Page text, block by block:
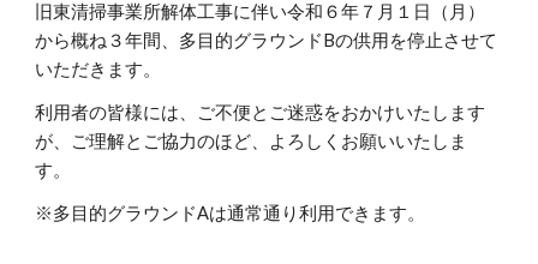
旧東清掃事業所解体工事に伴い令和６年７月１日（月）
から概ね３年間、多目的グラウンドBの供用を停止させて
いただきます。
利用者の皆様には、ご不便とご迷惑をおかけいたします
が、ご理解とご協力のほど、よろしくお願いいたしま
す。
※多目的グラウンドAは通常通り利用できます。